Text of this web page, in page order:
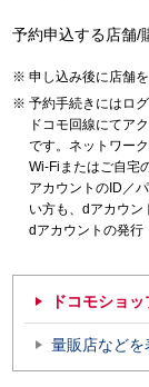
予約申込する店舗/
申し込み後に店舗
予約手続きにはロ
ドコモ回線にてア
です。ネットワー
Wi-Fiまたはご自宅
アカウントのID／
い方も、dアカウン
dアカウントの発行
ドコモショ
量販店などを